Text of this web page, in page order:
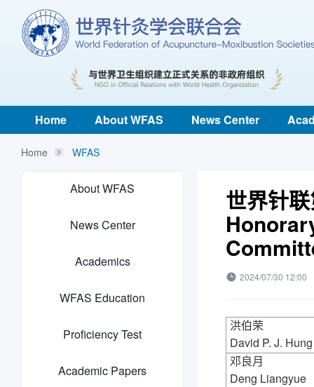
Home About WFAS News Center
Home WFAS
About WFAS
News Center
Academics
WFAS Education
Proficiency Test
Academic Papers
世界针
2024/07/30 12:00
洪伯荣
David P. J. Hung
邓良月
Deng Liangyue